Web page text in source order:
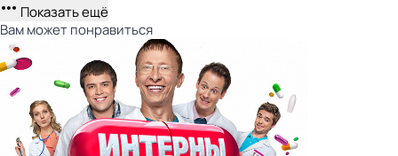
Показать ещё
Вам может понравиться